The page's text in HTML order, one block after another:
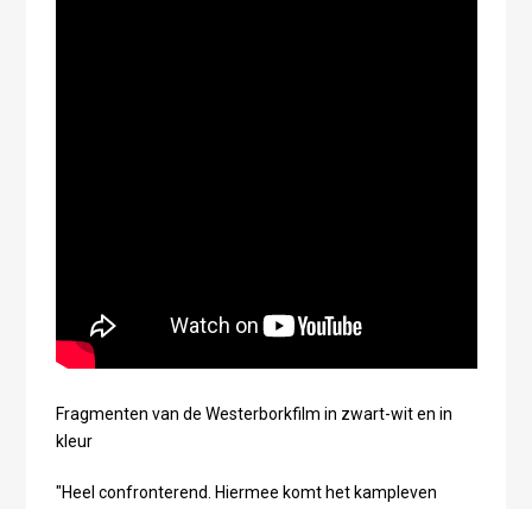
Fragmenten van de Westerborkfilm in zwart-wit en in
kleur
"Heel confronterend. Hiermee komt het kampleven